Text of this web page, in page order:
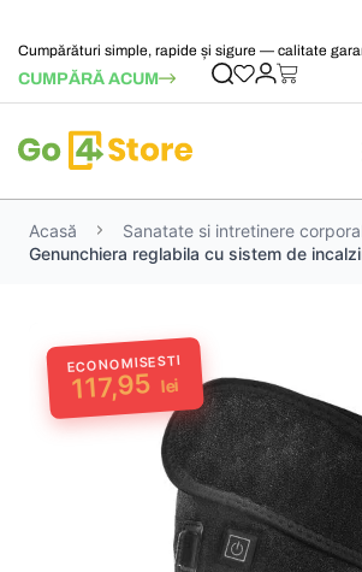
Cumpărături simple, rapide și sigure — calitate
CUMPĂRĂ ACUM
Acasă
Sanatate si intretinere
Genunchiera reglabila cu sistem de
ECONOMISESTI
117,95 lei